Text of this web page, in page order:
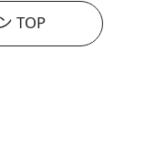
TOP